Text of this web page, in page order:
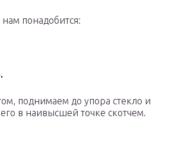
понадобится:
поднимаем до упора стекло и
в наивысшей точке скотчем.